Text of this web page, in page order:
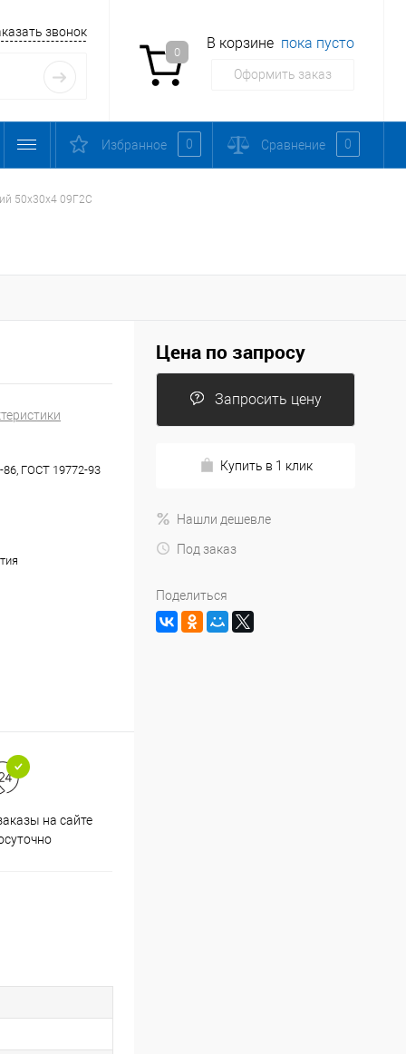
звонок
0
В корзине пока пусто
Оформить заказ
Избранное 0 Сравнение 0
50х30х4 09Г2С
ГОСТ 19772-93
на сайте
Цена по запросу
Запросить цену
Купить в 1 клик
Нашли дешевле
Под заказ
Поделиться